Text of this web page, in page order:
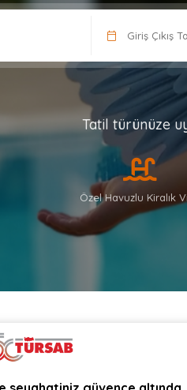
Tatil türünüze
Özel Havuzlu Kiralık